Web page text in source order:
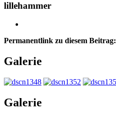
lillehammer
Permanentlink zu diesem Beitrag:
Galerie
Galerie